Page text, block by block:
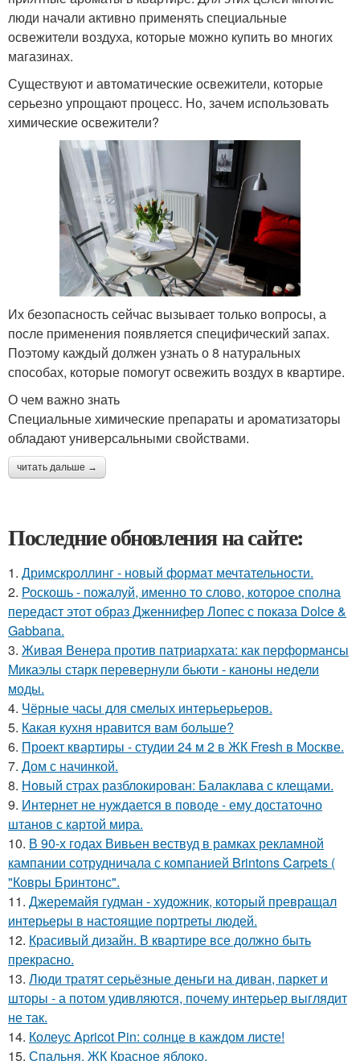
люди начали активно применять специальные
освежители воздуха, которые можно купить во многих
магазинах.
Существуют и автоматические освежители, которые
серьезно упрощают процесс. Но, зачем использовать
химические освежители?
Их безопасность сейчас вызывает только вопросы, а
после применения появляется специфический запах.
Поэтому каждый должен узнать о 8 натуральных
способах, которые помогут освежить воздух в квартире.
О чем важно знать
Специальные химические препараты и ароматизаторы
обладают универсальными свойствами.
читать дальше →
Последние обновления на сайте:
1. Дримскроллинг - новый формат мечтательности.
2. Роскошь - пожалуй, именно то слово, которое сполна
передаст этот образ Дженнифер Лопес с показа Dolce &
Gabbana.
3. Живая Венера против патриархата: как перформансы
Микаэлы старк перевернули бьюти - каноны недели
моды.
4. Чёрные часы для смелых интерьерьеров.
5. Какая кухня нравится вам больше?
6. Проект квартиры - студии 24 м 2 в ЖК Fresh в Москве.
7. Дом с начинкой.
8. Новый страх разблокирован: Балаклава с клещами.
9. Интернет не нуждается в поводе - ему достаточно
штанов с картой мира.
10. В 90-х годах Вивьен вествуд в рамках рекламной
кампании сотрудничала с компанией Brintons Carpets (
"Ковры Бринтонс".
11. Джеремайя гудман - художник, который превращал
интерьеры в настоящие портреты людей.
12. Красивый дизайн. В квартире все должно быть
прекрасно.
13. Люди тратят серьёзные деньги на диван, паркет и
шторы - а потом удивляются, почему интерьер выглядит
не так.
14. Колеус Apricot Pin: солнце в каждом листе!
15. Спальня. ЖК Красное яблоко.